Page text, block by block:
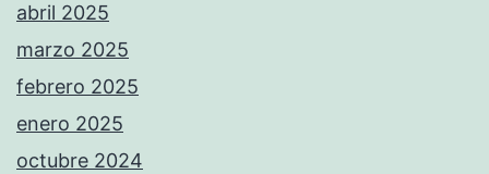
abril 2025
marzo 2025
febrero 2025
enero 2025
octubre 2024